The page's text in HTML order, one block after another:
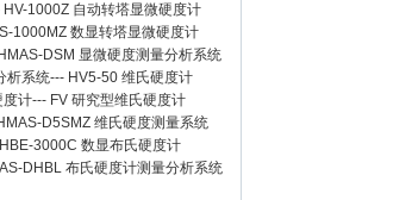
HV-1000Z 自动转塔显微硬度计
1000MZ 数显转塔显微硬度计
HMAS-DSM 显微硬度测量分析系统
析系统--- HV5-50 维氏硬度计
度计--- FV 研究型维氏硬度计
D5SMZ 维氏硬度测量系统
HBE-3000C 数显布氏硬度计
DHBL 布氏硬度计测量分析系统